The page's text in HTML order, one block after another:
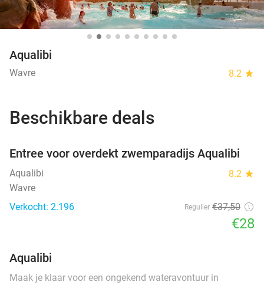
Aqualibi
Wavre 8.2 star
Beschikbare deals
Entree voor overdekt zwemparadijs Aqualibi
Aqualibi 8.2 star
Wavre
Verkocht: 2.196
Regulier €37,50
€28
Aqualibi
Maak je klaar voor een ongekend wateravontuur in